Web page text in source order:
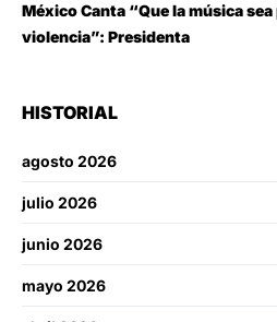
México Canta “Que la música
violencia”: Presidenta
HISTORIAL
agosto 2026
julio 2026
junio 2026
mayo 2026